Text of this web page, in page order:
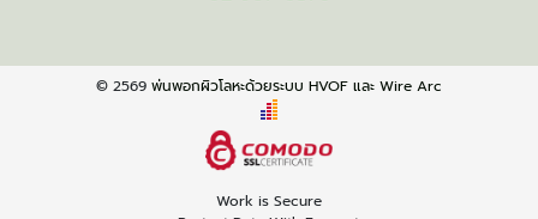
© 2569 พ่นพอกผิวโลหะด้วยระบบ HVOF และ Wire Arc
Work is Secure